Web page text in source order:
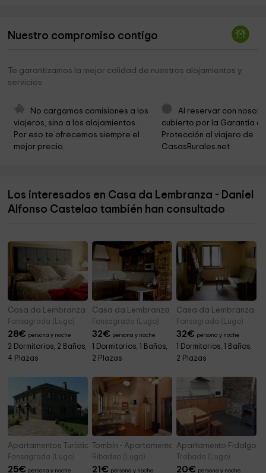
Fervenza de Queixoiro 5,1 km
Cementeria san cibran 11,3 km
Igrexa de Os Cangos 12,0 km
13,2 km
Casa do Concello 13,8 km
Nuestro compromiso contigo
Te garantizamos la mejor calidad de nuestros alojamientos y
servicios
No cargamos comisiones a los
viajeros, sino a los alojamientos.
Por eso te ofrecemos siempre el
mejor precio.
Al reservar con
cubierto por la Garantía
Protección al viajero de
CasasRurales.net
Los interesados en Casa da Lembranza - Daniel
Alfonso Castelao también han consultado
Casa da Lembranza - Concepción Arenal
Fonsagrada (Lugo)
28€ persona y noche
2 Dormitorios, 2 Baños,
4 Plazas
Casa da Lembranza - Álvaro Cunqueiro
Fonsagrada (Lugo)
32€ persona y noche
1 Dormitorios, 1 Baños,
2 Plazas
Casa da Lembranza -
Fonsagrada (Lugo)
32€ persona y noche
1 Dormitorios, 1 Baños,
2 Plazas
Apartamentos Turísticos Casoa de Braña
Fonsagrada (Lugo)
25€ persona y noche
Tombín - Apartamentos Bouso
Ribadeo (Lugo)
21€ persona y noche
Apartamento Fidalgo
Trabada (Lugo)
20€ persona y noche